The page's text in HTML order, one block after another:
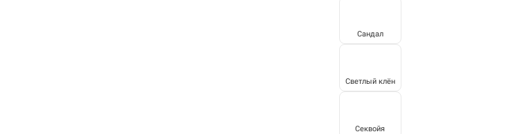
Сандал
Светлый клён
Секвойя